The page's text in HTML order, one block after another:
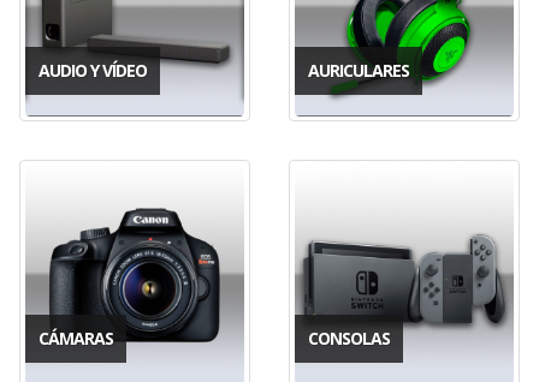
AUDIO Y VÍDEO AURICULARES
CÁMARAS CONSOLAS